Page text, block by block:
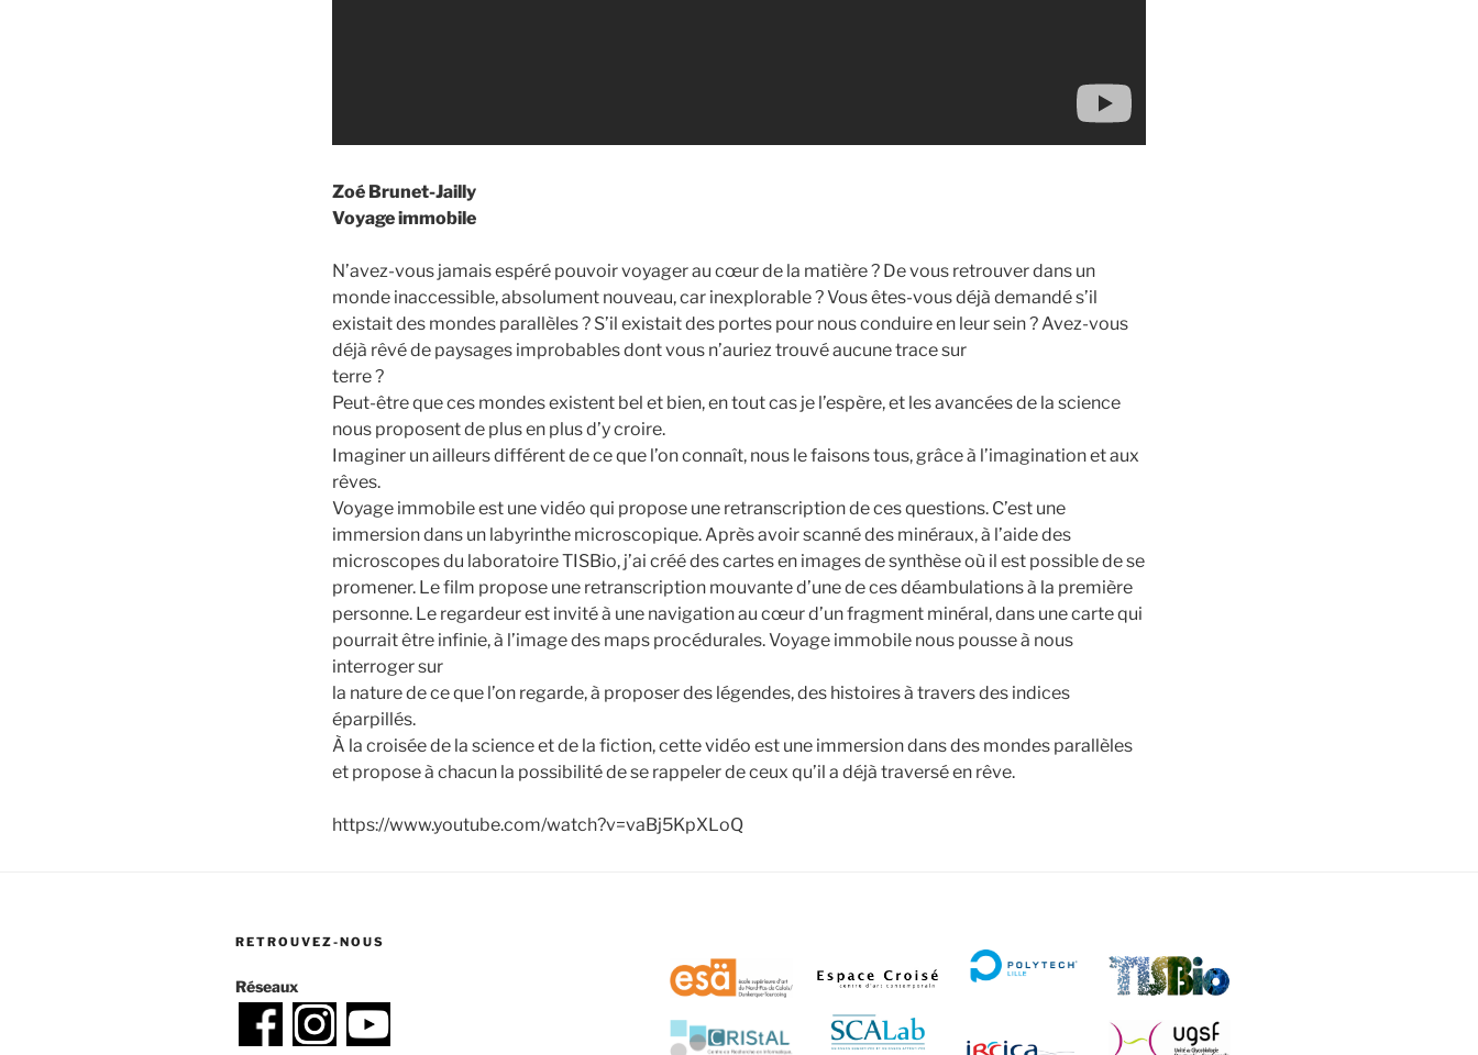
Zoé Brunet-Jailly
Voyage immobile
N’avez-vous jamais espéré pouvoir voyager au cœur de la matière ? De vous retrouver dans un
monde inaccessible, absolument nouveau, car inexplorable ? Vous êtes-vous déjà demandé s’il
existait des mondes parallèles ? S’il existait des portes pour nous conduire en leur sein ? Avez-vous
déjà rêvé de paysages improbables dont vous n’auriez trouvé aucune trace sur
terre ?
Peut-être que ces mondes existent bel et bien, en tout cas je l’espère, et les avancées de la science
nous proposent de plus en plus d’y croire.
Imaginer un ailleurs différent de ce que l’on connaît, nous le faisons tous, grâce à l’imagination et aux
rêves.
Voyage immobile est une vidéo qui propose une retranscription de ces questions. C’est une
immersion dans un labyrinthe microscopique. Après avoir scanné des minéraux, à l’aide des
microscopes du laboratoire TISBio, j’ai créé des cartes en images de synthèse où il est possible de se
promener. Le film propose une retranscription mouvante d’une de ces déambulations à la première
personne. Le regardeur est invité à une navigation au cœur d’un fragment minéral, dans une carte qui
pourrait être infinie, à l’image des maps procédurales. Voyage immobile nous pousse à nous
interroger sur
la nature de ce que l’on regarde, à proposer des légendes, des histoires à travers des indices
éparpillés.
À la croisée de la science et de la fiction, cette vidéo est une immersion dans des mondes parallèles
et propose à chacun la possibilité de se rappeler de ceux qu’il a déjà traversé en rêve.
https://www.youtube.com/watch?v=vaBj5KpXLoQ
RETROUVEZ-NOUS
Réseaux